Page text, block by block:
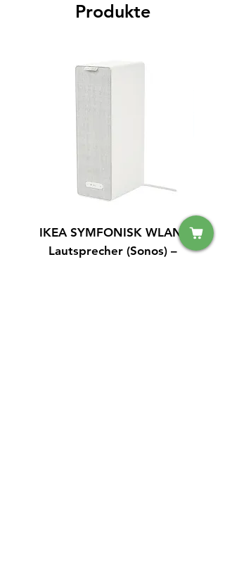
Produkte
IKEA SYMFONISK WLAN-
Lautsprecher (Sonos) –